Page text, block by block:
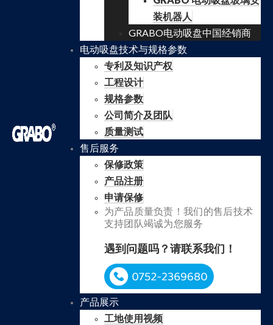
装机器人
GRABO电动吸盘中国经销商
电动吸盘技术与规格参数
专利及知识产权
工程设计
规格参数
公司简介及团队
质量测试
售后服务
保修政策
产品注册
申请保修
为产品质量负责！我们的售后技术
支持团队竭诚为您服务
遇到问题吗？请联系我们！
产品展示
工地使用视频